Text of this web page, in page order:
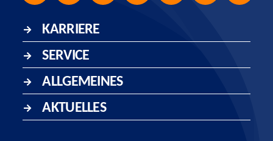
KARRIERE
SERVICE
ALLGEMEINES
AKTUELLES